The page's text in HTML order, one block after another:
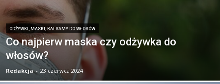
ODŻYWKI, MASKI, BALSAMY DO WŁOSÓW
Co najpierw maska czy odżywka do
włosów?
Redakcja - 23 czerwca 2024